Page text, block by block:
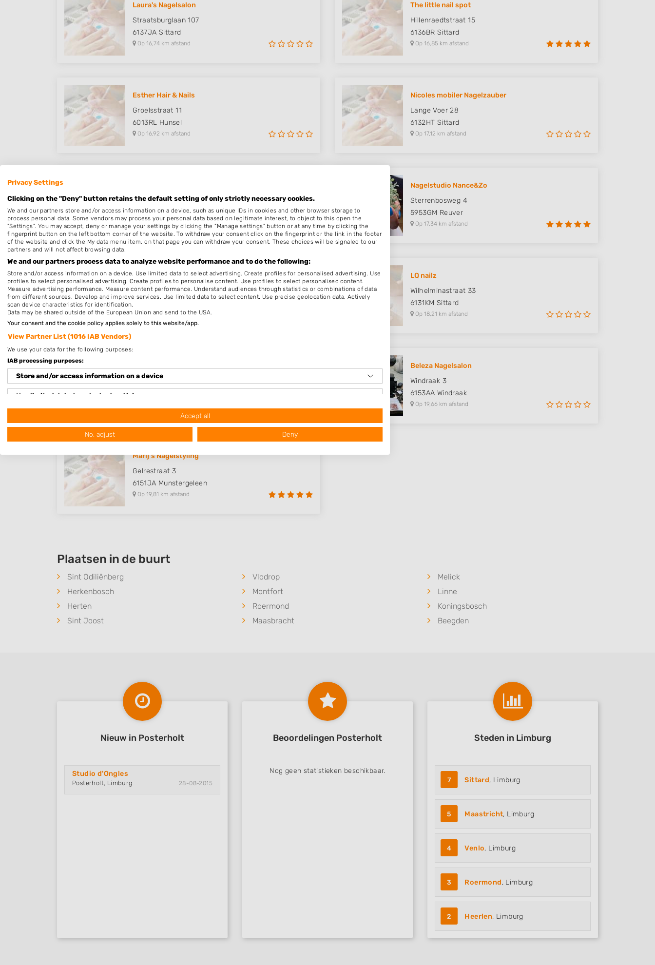
Laura's Nagelsalon
Straatsburglaan 107
6137JA Sittard
Op 16,74 km afstand
The little nail spot
Hillenraedtstraat 15
6136BR Sittard
Op 16,85 km afstand
Esther Hair & Nails
Groelsstraat 11
6013RL Hunsel
Op 16,92 km afstand
Nicoles mobiler Nagelzauber
Lange Voer 28
6132HT Sittard
Op 17,12 km afstand
Maria van Bourgondiëstraat 12
6137HP Sittard
Op 17,13 km afstand
Nagelstudio Nance&Zo
Sterrenbosweg 4
5953GM Reuver
Op 17,34 km afstand
Beatrix Nails & Beauty
Korenstraat 42
Op 18,04 km afstand
LQ nailz
Wilhelminastraat 33
6131KM Sittard
Op 18,21 km afstand
Hoogstraat 26
6011RZ
Beleza Nagelsalon
Windraak 3
6153AA Windraak
Op 19,66 km afstand
Marij’s Nagelstyling
Gelrestraat 3
6151JA Munstergeleen
Op 19,81 km afstand
Plaatsen in de buurt
Sint Odiliënberg Vlodrop
Melick
Herkenbosch
Montfort
Linne
Herten
Roermond
Koningsbosch
Sint Joost
Maasbracht Beegden
Nieuw in Posterholt
Studio d'Ongles
Posterholt, Limburg 28-08-2015
Beoordelingen Posterholt
Nog geen statistieken beschikbaar.
Steden in Limburg
7 Sittard, Limburg
5 Maastricht, Limburg
4 Venlo, Limburg
3 Roermond, Limburg
2 Heerlen, Limburg
Privacy Settings
Clicking on the "Deny" button retains the default setting of only strictly necessary cookies.
We and our partners store and/or access information on a device, such as unique IDs in cookies and other browser storage to
process personal data. Some vendors may process your personal data based on legitimate interest, to object to this open the
"Settings". You may accept, deny or manage your settings by clicking the "Manage settings" button or at any time by clicking the
fingerprint button on the left bottom corner of the website. To withdraw your consent click on the fingerprint or the link in the footer
of the website and click the My data menu item, on that page you can withdraw your consent. These choices will be signaled to our
partners and will not affect browsing data.
We and our partners process data to analyze website performance and to do the following:
Store and/or access information on a device. Use limited data to select advertising. Create profiles for personalised advertising. Use
profiles to select personalised advertising. Create profiles to personalise content. Use profiles to select personalised content.
Measure advertising performance. Measure content performance. Understand audiences through statistics or combinations of data
from different sources. Develop and improve services. Use limited data to select content. Use precise geolocation data. Actively
scan device characteristics for identification.
Data may be shared outside of the European Union and send to the USA.
Your consent and the cookie policy applies solely to this website/app.
View Partner List (1016 IAB Vendors)
We use your data for the following purposes:
IAB processing purposes:
Store and/or access information on a device
Use limited data to select advertising
Use profiles to select personalised advertising
Create profiles to personalise content
Use profiles to select personalised content
Measure advertising performance
Develop and improve services
Use limited data to select content
Accept all
No, adjust Deny